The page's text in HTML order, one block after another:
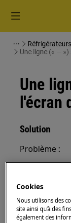
Réfrigérateurs
Une ligne (« —
Une
l'écran
Solution
Problème :
La
est
Cookies
Nous utilisons des
site ainsi qu’à des
également des